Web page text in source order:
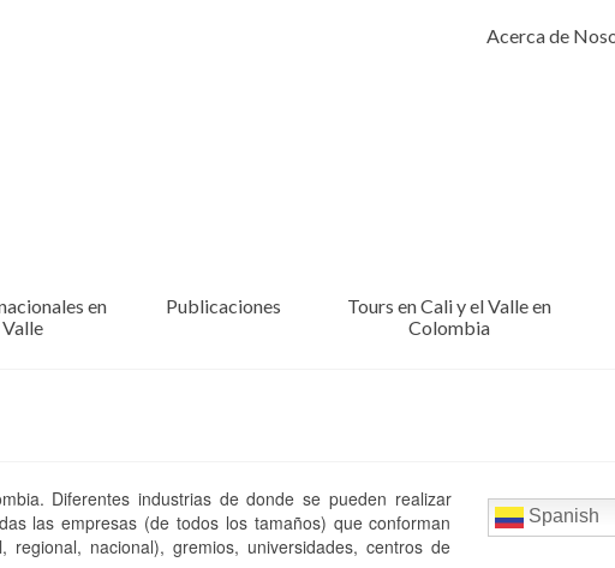
Acerca de
en
Publicaciones
Tours en Cali y el Valle en
Colombia
Diferentes industrias de donde se pueden realizar
las empresas (de todos los tamaños) que conforman
nacional), gremios, universidades, centros de
Spanish